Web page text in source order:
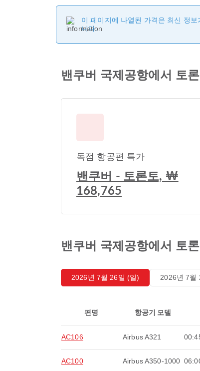
이 페이지에 나열된 가격은 최신 정
니다.
밴쿠버 국제공항에서 토
독점 항공편 특가
밴쿠버 - 토론토, ₩
168,765
밴쿠버 국제공항에서 토
2026년 7월 26일 (일) 2026년 7월
편명 항공기 모델
AC106 Airbus A321
AC100 Airbus A350-1000